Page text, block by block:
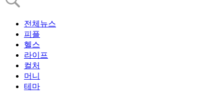
전체뉴스
피플
헬스
라이프
컬처
머니
테마